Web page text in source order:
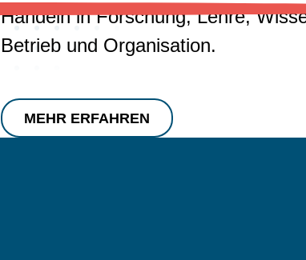
h
e
Handeln in Forschung, Lehre,
Betrieb und Organisation.
MEHR ERFAHREN